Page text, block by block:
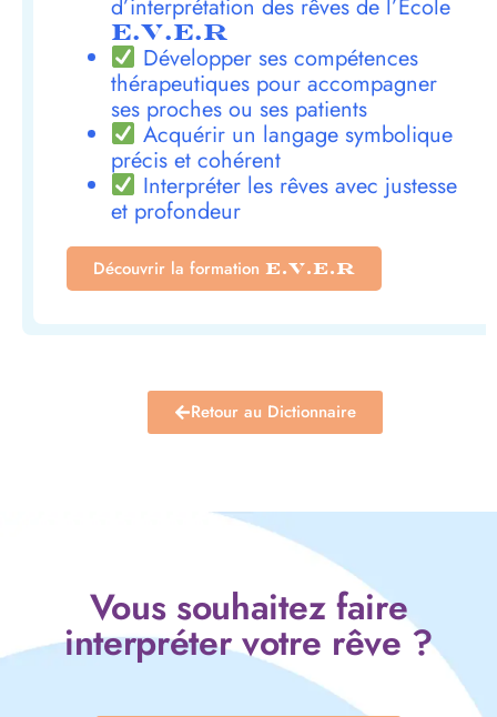
d’interprétation des rêves de l’École
E.V.E.R
Développer ses compétences
thérapeutiques pour accompagner
ses proches ou ses patients
Acquérir un langage symbolique
précis et cohérent
Interpréter les rêves avec justesse
et profondeur
Découvrir la formation E.V.E.R
Retour au Dictionnaire
Vous souhaitez faire
interpréter votre rêve ?